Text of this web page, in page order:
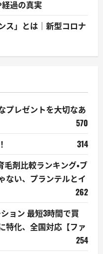
過の真実
ス」とは｜新型コロナ
プレゼントを大切なあ
570
314
剤比較ランキング・ブ
ない、プランテルとイ
262
ョン 最短3時間で買
特化、全国対応【ファ
254